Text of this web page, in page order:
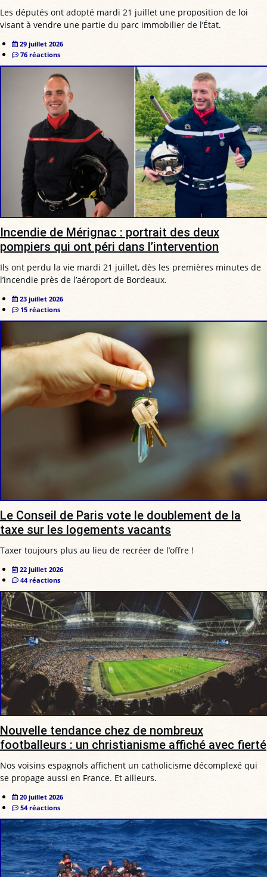
Les députés ont adopté mardi 21 juillet une proposition de loi
visant à vendre une partie du parc immobilier de l’État.
29 juillet 2026
76 réactions
Incendie de Mérignac : portrait des deux
pompiers qui ont péri dans l’intervention
Ils ont perdu la vie mardi 21 juillet, dès les premières minutes de
l’incendie près de l’aéroport de Bordeaux.
23 juillet 2026
15 réactions
Le Conseil de Paris vote le doublement de la
taxe sur les logements vacants
Taxer toujours plus au lieu de recréer de l’offre !
22 juillet 2026
44 réactions
Nouvelle tendance chez de nombreux
footballeurs : un christianisme affiché avec fierté
Nos voisins espagnols affichent un catholicisme décomplexé qui
se propage aussi en France. Et ailleurs.
20 juillet 2026
54 réactions